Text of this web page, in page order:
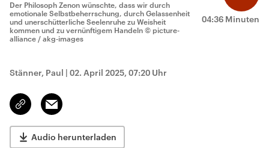
04:36 Minuten
Der Philosoph Zenon wünschte, dass wir durch
emotionale Selbstbeherrschung, durch Gelassenheit
und unerschütterliche Seelenruhe zu Weisheit
kommen und zu vernünftigem Handeln © picture-
alliance / akg-images
Stänner, Paul | 02. April 2025, 07:20 Uhr
Link
kopieren/teilen
Email
Audio herunterladen